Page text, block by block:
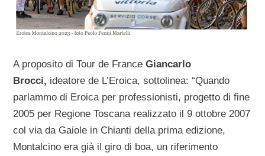
A proposito di Tour de FranceGiancarlo
Brocci, ideatore de L’Eroica, sottolinea: “Quando
parlammo di Eroica per professionisti, progetto di fine
2005 per Regione Toscana realizzato il 9 ottobre 2007
col via da Gaiole in Chianti della prima edizione,
Montalcino era già il giro di boa, un riferimento